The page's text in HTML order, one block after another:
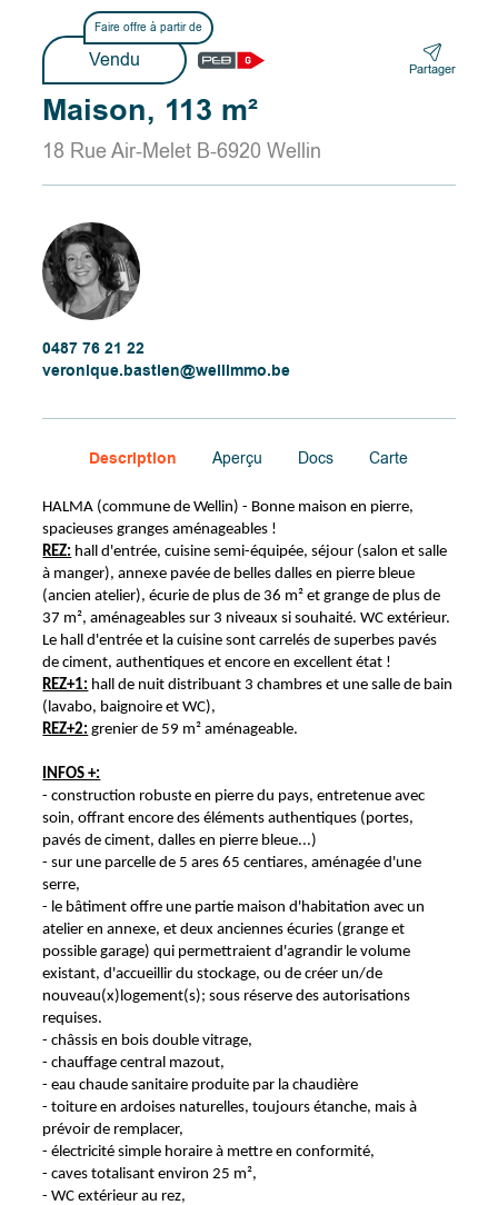
Faire offre à partir de
Vendu Partager
Maison, 113 m²
18 Rue Air-Melet B-6920 Wellin
0487 76 21 22
veronique.bastien@wellimmo.be
Description Aperçu Docs Carte
HALMA (commune de Wellin) - Bonne maison en pierre,
spacieuses granges aménageables !
REZ: hall d'entrée, cuisine semi-équipée, séjour (salon et salle
à manger), annexe pavée de belles dalles en pierre bleue
(ancien atelier), écurie de plus de 36 m² et grange de plus de
37 m², aménageables sur 3 niveaux si souhaité. WC extérieur.
Le hall d'entrée et la cuisine sont carrelés de superbes pavés
de ciment, authentiques et encore en excellent état !
REZ+1: hall de nuit distribuant 3 chambres et une salle de bain
(lavabo, baignoire et WC),
REZ+2: grenier de 59 m² aménageable.
INFOS +:
- construction robuste en pierre du pays, entretenue avec
soin, offrant encore des éléments authentiques (portes,
pavés de ciment, dalles en pierre bleue...)
- sur une parcelle de 5 ares 65 centiares, aménagée d'une
serre,
- le bâtiment offre une partie maison d'habitation avec un
atelier en annexe, et deux anciennes écuries (grange et
possible garage) qui permettraient d'agrandir le volume
existant, d'accueillir du stockage, ou de créer un/de
nouveau(x)logement(s); sous réserve des autorisations
requises.
- châssis en bois double vitrage,
- chauffage central mazout,
- eau chaude sanitaire produite par la chaudière
- toiture en ardoises naturelles, toujours étanche, mais à
prévoir de remplacer,
- électricité simple horaire à mettre en conformité,
- caves totalisant environ 25 m²,
- WC extérieur au rez,